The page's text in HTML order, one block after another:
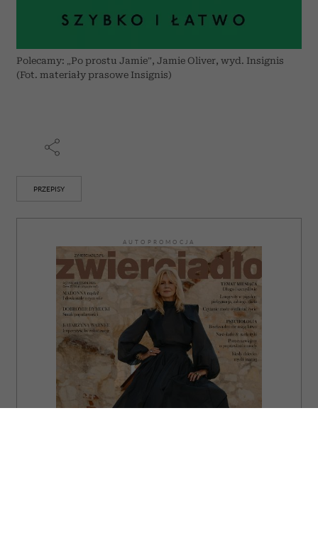
Polecamy: „Po prostu Jamie”, Jamie Oliver, wyd. Insignis
(Fot. materiały prasowe Insignis)
PRZEPISY
AUTOPROMOCJA